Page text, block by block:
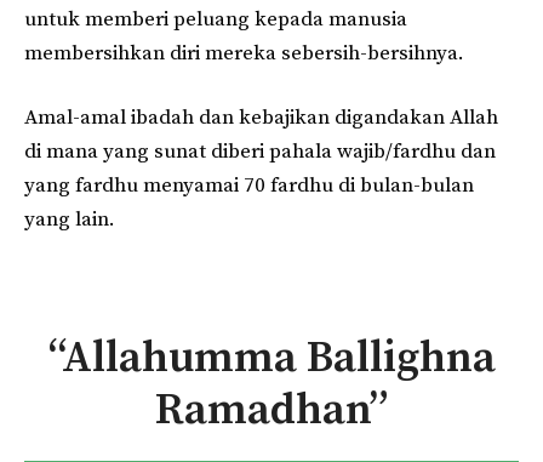
untuk memberi peluang kepada manusia
membersihkan diri mereka sebersih-bersihnya.
Amal-amal ibadah dan kebajikan digandakan Allah
di mana yang sunat diberi pahala wajib/fardhu dan
yang fardhu menyamai 70 fardhu di bulan-bulan
yang lain.
“Allahumma Ballighna
Ramadhan”